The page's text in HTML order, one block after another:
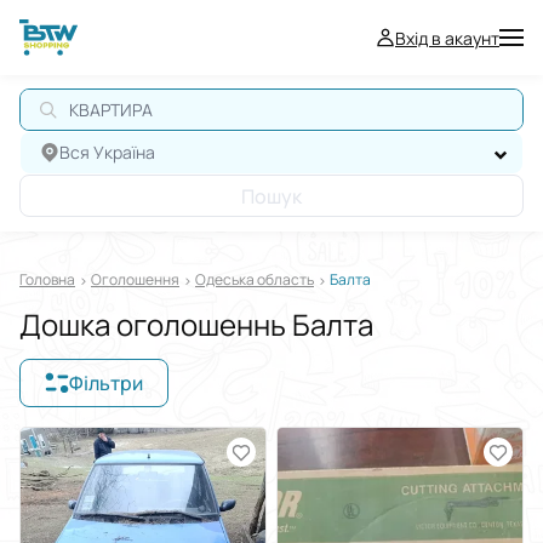
Вхід в акаунт
КВАРТИРА
Вся Україна
Пошук
Головна Оголошення Одеська область Балта
Дошка оголошеннь Балта
Фільтри
Відображати в $€₴
Сортувати за